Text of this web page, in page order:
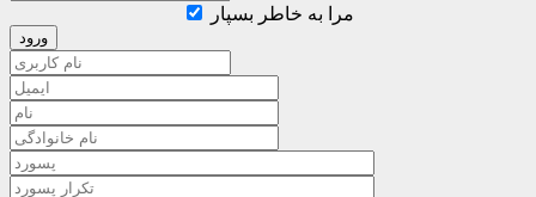
مرا به خاطر بسپار